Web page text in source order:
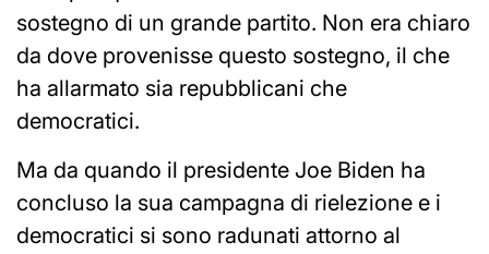
sostegno di un grande partito. Non era chiaro
da dove provenisse questo sostegno, il che
ha allarmato sia repubblicani che
democratici.
Ma da quando il presidente Joe Biden ha
concluso la sua campagna di rielezione e i
democratici si sono radunati attorno al